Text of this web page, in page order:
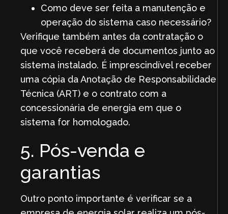
Como deve ser feita a manutenção e
operação do sistema caso necessário?
Verifique também antes da contratação o
que você receberá de documentos junto ao
sistema instalado. É imprescindível receber
uma cópia da Anotação de Responsabilidade
Técnica (ART) e o contrato com a
concessionária de energia em que o
sistema for homologado.
5. Pós-venda e
garantias
Outro ponto importante é verificar se a